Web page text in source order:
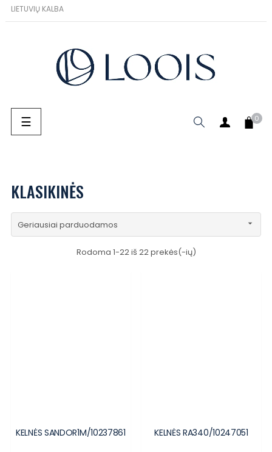
LIETUVIŲ KALBA
Toggle navigation
☰ 0
KLASIKINĖS
Geriausiai parduodamos 
Rodoma 1-22 iš 22 prekės(-ių)
KELNĖS SANDOR1M/10237861 KELNĖS RA340/10247051